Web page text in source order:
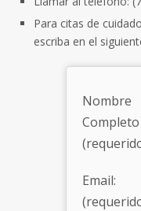
Para citas de
escriba en el
Nombre
Completo
Email: